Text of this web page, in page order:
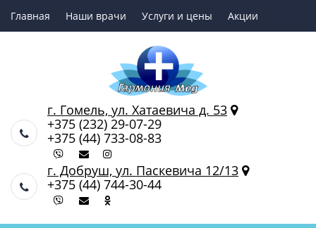
Главная Наши врачи Услуги и цены Акции
г. Гомель, ул. Хатаевича д. 53
+375 (232) 29-07-29
+375 (44) 733-08-83
г. Добруш, ул. Паскевича 12/13
+375 (44) 744-30-44